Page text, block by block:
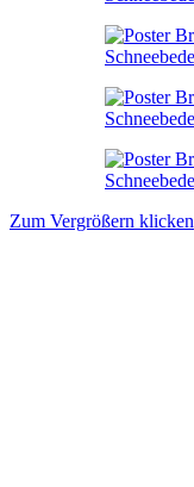
Zum Vergrößern klicken